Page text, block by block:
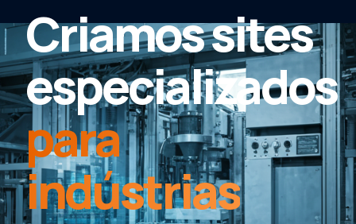
Criamos sites
especializados
para
indústrias